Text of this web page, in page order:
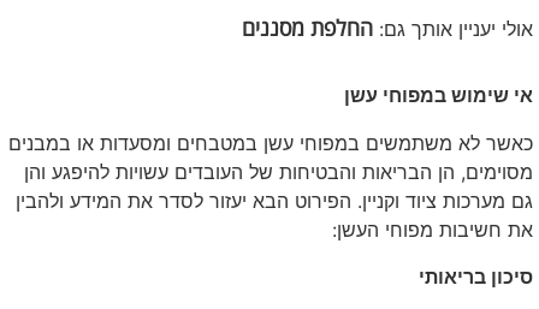
אולי יעניין אותך גם: החלפת מסננים
אי שימוש במפוחי עשן
כאשר לא משתמשים במפוחי עשן במטבחים ומסעדות או במבנים
מסוימים, הן הבריאות והבטיחות של העובדים עשויות להיפגע והן
גם מערכות ציוד וקניין. הפירוט הבא יעזור לסדר את המידע ולהבין
את חשיבות מפוחי העשן:
סיכון בריאותי